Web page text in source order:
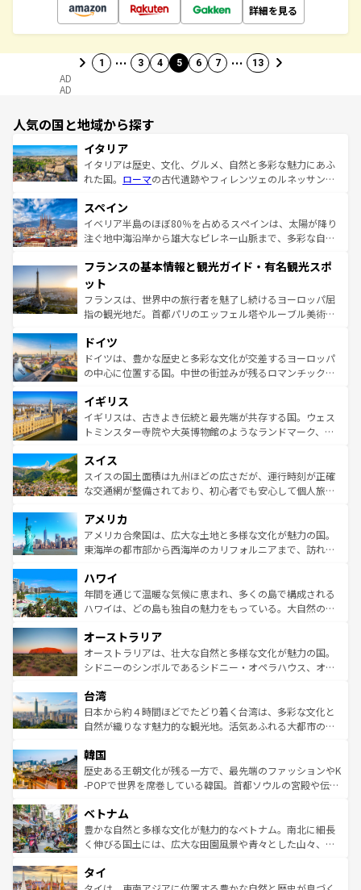
詳細を見る
1 … 3 4 5 6 7 … 13
AD
AD
人気の国と地域から探す
イタリア
イタリアは歴史、文化、グルメ、自然と多彩な魅力にあふ
れた国。 ローマの古代遺跡やフィレンツェのルネッサンス
ろん、トスカーナの美しい田園風景やアマルフィ海岸の絶
景など、自然景観も見逃せない。観光の合間には、本場の
ピザやパスタなど、絶品のイタリア料理を堪能することも
ませてくれるイタリアで、忘れられない旅をしてみよう！
なお、新着のイタリア情報は
しい。
スペイン
イベリア半島のほぼ80％を占めるスペインは、太陽が降り
注ぐ地中海沿岸から雄大なピレネー山脈まで、多彩な自然
文化が根付くこの国では、情熱的なフラメンコ、熱気あふ
れる闘牛、そして美味しいタパスが生活の一部となってい
る。首都マドリードの洗練された雰囲気や、バルセロナの
アートに溢れた街角から、地方では古代ローマ遺跡や中世
せる。地方によって風土や気候が異なるスペインはその個
性で訪れる人を魅了する。 なお、新着のスペイン情報は コ
ンテンツ一覧を参照してほしい。
フランスの基本情報と観光ガイド・有名観光スポ
ット
フランスは、世界中の旅行者を魅了し続けるヨーロッパ屈
指の観光地だ。首都パリのエッフェル塔やルーブル美術館
で、幅広い魅力が詰まっている。華麗な宮殿、歴史的な大
聖堂、美しいビーチ、そして豊かな自然が、訪れる者を心
から魅了する。また、フランスは美食の国としても知ら
いる。シャンパンの発祥地であるランス、プロヴァンスの
香り高いラベンダー畑など、多彩な楽しみ方が可能だ。さ
らに、パリ以外の地域にも魅力が溢れており、どの街角に
れる地方に足を運ぶとそれぞれで全く異なる文化を体験で
きるだろう。 なお、新着のフランス情報はコンテンツ一覧
を参照してほしい。
ドイツ
ドイツは、豊かな歴史と多彩な文化が交差するヨーロッパ
の中心に位置する国。中世の街並みが残るロマンチック街
顔を持つこの国は、どこを歩いても飽きることがない。ベ
ルリンの文化的活気、バイエルン州のアルプスの絶景、そ
してライン川沿いのワイン畑といった風景は必見。ビール
は、お酒好きな人にはぜひ体験してほしい。 なお、新着の
ドイツ情報はコンテンツ一覧を参照してほしい。
イギリス
イギリスは、古きよき伝統と最先端が共存する国。ウェス
トミンスター寺院や大英博物館のようなランドマーク、歴
リアごとに異なる魅力がある。また、優雅なアフタヌーン
ティー、ビール好きにはたまらない英国パブ、サッカー観
戦など、本場だからこそできる体験も豊富。イギリスを旅
ンツ一覧を参照してほしい。
スイス
スイスの国土面積は九州ほどの広さだが、運行時刻が正確
な交通網が整備されており、初心者でも安心して個人旅行
の建物がそのまま残る町や、スイスならではのユニークな
博物館もあり、アルプス観光だけでなく町歩きも満喫する
ことができる。国民の所得が高いため物価も高いが、旅行
ば市内交通費無料で観光を楽しむこともできる。 なお、新
着のスイス情報はコンテンツ一覧 を参照してほしい。
アメリカ
アメリカ合衆国は、広大な土地と多様な文化が魅力の国。
東海岸の都市部から西海岸のカリフォルニアまで、訪れる
のような巨大都市は、観光、ショッピング、エンターテイ
ンメントが詰まった刺激的なスポットだ。一方、アメリカ
西部には大自然が広がり、グランドキャニオンやイエロー
部のニューオーリンズでは、音楽と美食が融合した独特の
文化が魅力。旅行者はアメリカの各地域で異なる魅力を楽
しみながら、その多様性と豊かな歴史を感じることができ
ならではの贅沢な旅のスタイルだ。 なお、新着のアメリカ
情報はコンテンツ一覧を参照してほしい。
ハワイ
年間を通じて温暖な気候に恵まれ、多くの島で構成される
ハワイは、どの島も独自の魅力をもっている。大自然の神
ワイ島は見逃せない。また、定番の観光地といえばオアフ
島だが、静かな自然を求めるならマウイ島やカウアイ島が
おすすめ。エメラルドグリーンに輝く海をはじめ、豊かな
れるおもてなしの心で訪れる人々を迎えてくれるハワイの
人々、おいしいローカルフードやハワイアンミュージッ
ク、伝統的なフラダンスなど、すべてがハワイの魅力を彩
ワイを、存分に味わってほしい。 なお、新着のハワイ情報
はコンテンツ一覧を参照してほしい。
オーストラリア
オーストラリアは、壮大な自然と多様な文化が魅力の国。
シドニーのシンボルであるシドニー・オペラハウス、オー
リアリーフや大陸中央部にそびえるウルル（エアーズロッ
ク）、タスマニアの美しい原生林やケアンズの熱帯雨林な
ど、見どころがたくさん。また、カフェやワイン、オージ
いる。アクティビティも充実しており、サーフィンやダイ
ビング、ハイキングなど、アウトドア好きにはたまらな
い。オーストラリアの多彩な魅力を存分に味わいつくそ
参照してほしい。
台湾
日本から約４時間ほどでたどり着く台湾は、多彩な文化と
自然が織りなす魅力的な観光地。活気あふれる大都市の台
ン）、静ひつな山岳地帯である台湾東部など、都市の喧騒
と山間の静けさが共存しており、訪れる人に新しい発見と
驚きをもたらしてくれる。また、奥深い台湾の食文化も魅
容にもいいと評判のスイーツなど、バラエティ豊かな料理
が味わえる。 なお、新着の台湾情報は コンテンツ一覧を参
照してほしい。
韓国
歴史ある王朝文化が残る一方で、最先端のファッションやK
-POPで世界を席巻している韓国。首都ソウルの宮殿や伝統
き、地方に足を延ばせば四季折々の自然美を楽しむことが
できる。そして、キムチや焼肉、絶品のストリートフード
まで、さまざまな韓国料理が待っている。夜には、韓国な
リティに包まれながら、韓国の多彩な魅力を心ゆくまで味
わってみてほしい。 なお、新着の韓国情報はコンテンツ一
ベトナム
豊かな自然と多様な文化が魅力的なベトナム。南北に細長
く伸びる国土には、広大な田園風景や青々とした山々、世
急速な発展と共に伝統が息づく。ハノイの古い町並みやホ
ーチミン市のフランス統治時代の建物も、独特の雰囲気を
タイ